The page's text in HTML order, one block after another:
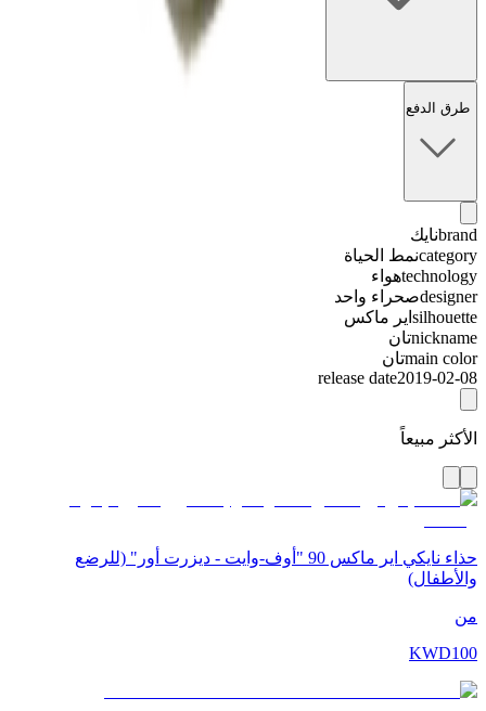
طرق الدفع
brandنايك
categoryنمط الحياة
technologyهواء
designerصحراء واحد
silhouette اير ماكس
nicknameتان
main colorتان
release date2019-02-08
الأكثر مبيعاً
حذاء نايكي اير ماكس 90 "أوف-وايت - ديزرت أور" (للرضع
والأطفال)
من
KWD100